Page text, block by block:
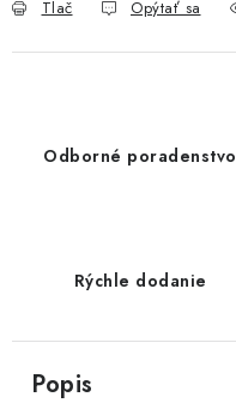
Tlač Opýtať sa
Odborné poradenstvo
Rýchle dodanie
Popis